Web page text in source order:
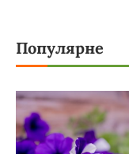
Популярне